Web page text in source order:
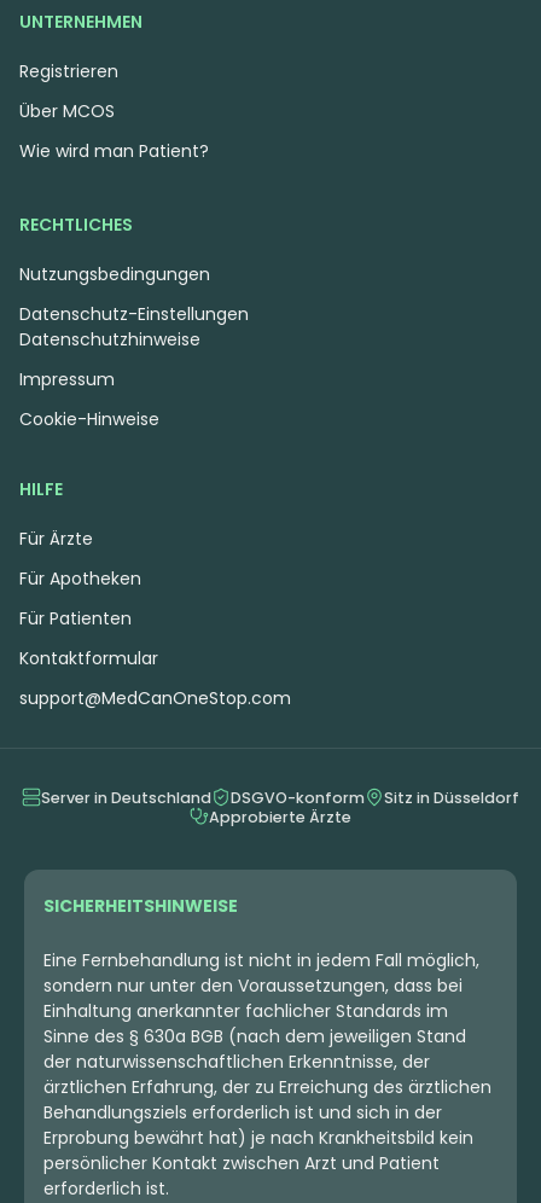
UNTERNEHMEN
Registrieren
Über MCOS
Wie wird man Patient?
HILFE
Für Ärzte
Für Apotheken
Für Patienten
Kontaktformular
support@MedCanOneStop.com
RECHTLICHES
Nutzungsbedingungen
Datenschutzhinweise
Impressum
Cookie-Hinweise
Datenschutz-Einstellungen
Server in Deutschland DSGVO-konform
Sitz in Düsseldorf
Approbierte Ärzte
SICHERHEITSHINWEISE
Eine Fernbehandlung ist nicht in jedem Fall möglich,
sondern nur unter den Voraussetzungen, dass bei
Einhaltung anerkannter fachlicher Standards im
Sinne des § 630a BGB (nach dem jeweiligen Stand
der naturwissenschaftlichen Erkenntnisse, der
ärztlichen Erfahrung, der zu Erreichung des ärztlichen
Behandlungsziels erforderlich ist und sich in der
Erprobung bewährt hat) je nach Krankheitsbild kein
persönlicher Kontakt zwischen Arzt und Patient
erforderlich ist.